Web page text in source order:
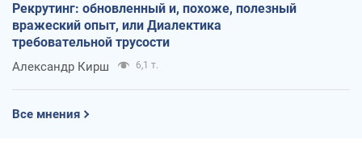
Рекрутинг: обновленный и, похоже, полезный
вражеский опыт, или Диалектика
требовательной трусости
Александр Кирш 6,1 т.
Все мнения